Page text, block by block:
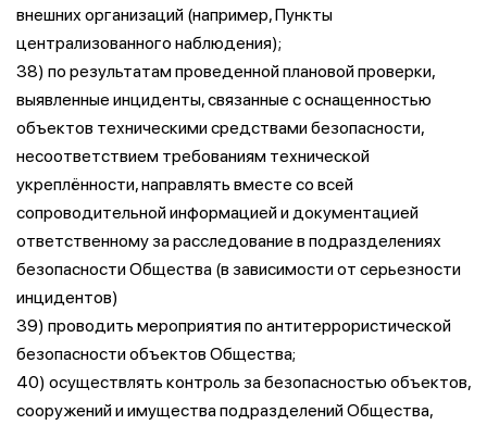
внешних организаций (например, Пункты
централизованного наблюдения);
38) по результатам проведенной плановой проверки,
выявленные инциденты, связанные с оснащенностью
объектов техническими средствами безопасности,
несоответствием требованиям технической
укреплённости, направлять вместе со всей
сопроводительной информацией и документацией
ответственному за расследование в подразделениях
безопасности Общества (в зависимости от серьезности
инцидентов)
39) проводить мероприятия по антитеррористической
безопасности объектов Общества;
40) осуществлять контроль за безопасностью объектов,
сооружений и имущества подразделений Общества,